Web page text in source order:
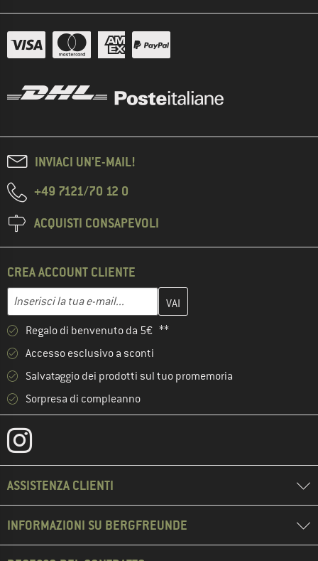
INVIACI UN'E-MAIL!
+49 7121/70 12 0
ACQUISTI CONSAPEVOLI
CREA ACCOUNT CLIENTE
Indirizzo e-mail
Inserisci qui il tuo indirizzo e-mail e crea il tuo account cliente
Regalo di benvenuto da 5€ **
Accesso esclusivo a sconti
Salvataggio dei prodotti sul tuo promemoria
Sorpresa di compleanno
ASSISTENZA CLIENTI
INFORMAZIONI SU BERGFREUNDE